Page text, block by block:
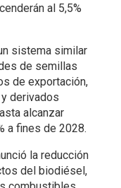
al 5,5%
sistema similar
de semillas
de exportación,
derivados
alcanzar
a fines de 2028.
la reducción
del biodiésel,